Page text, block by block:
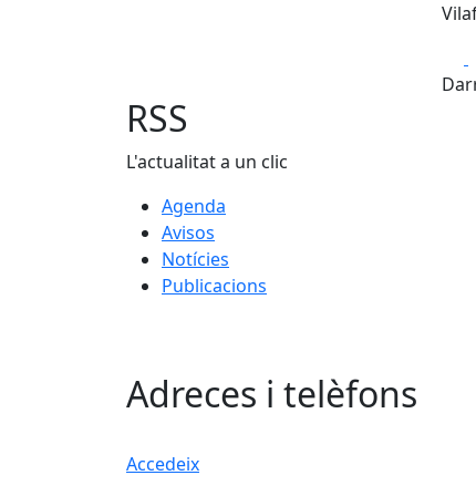
RSS
L'actualitat a un clic
Agenda
Avisos
Notícies
Publicacions
Adreces i telèfons
Accedeix